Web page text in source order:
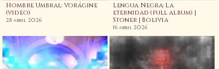
Hombre Umbral: Vorágine
(video)
28 abril 2026
Lengua Negra: La
eternidad (full album) |
Stoner | Bolivia
16 abril 2026